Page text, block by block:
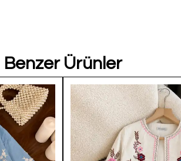
Benzer Ürünler